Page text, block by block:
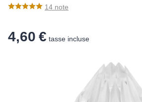
14 note
4,60 € tasse incluse